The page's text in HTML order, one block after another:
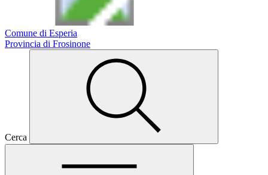
Comune di Esperia
Provincia di Frosinone
Cerca